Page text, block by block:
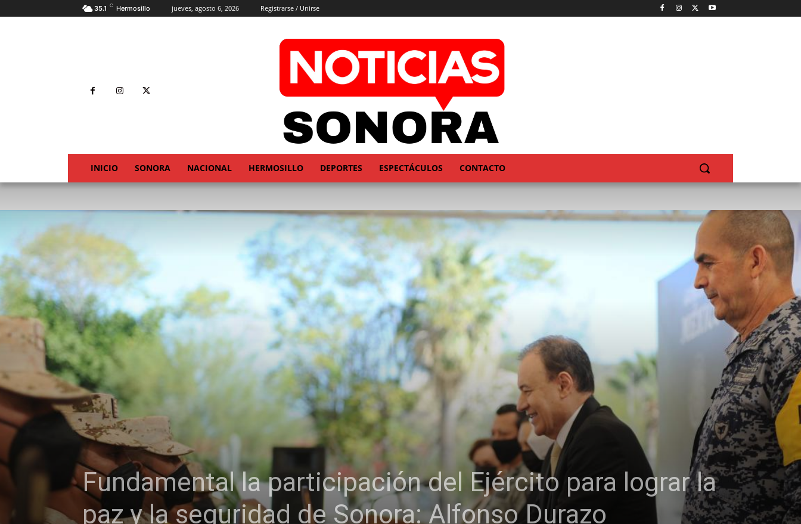
35.1 C Hermosillo jueves, agosto 6, 2026 Registrarse / Unirse
INICIO SONORA NACIONAL HERMOSILLO DEPORTES ESPECTÁCULOS CONTACTO
Fundamental la participación del Ejército para lograr la
paz y la seguridad de Sonora: Alfonso Durazo